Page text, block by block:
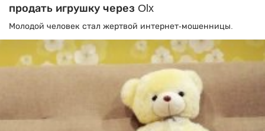
продать игрушку через Olx
Молодой человек стал жертвой интернет-мошенницы.